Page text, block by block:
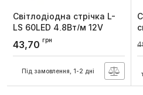
Світлодіодна стрічка L-
LS 60LED 4,8Вт/м 12V
6000K ІР20 (1м), Lebron
Артикул:
43,70 грн
Під замовлення, 1-2 дні